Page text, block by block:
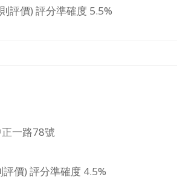
評價) 評分準確度 5.5%
一路78號
價) 評分準確度 4.5%